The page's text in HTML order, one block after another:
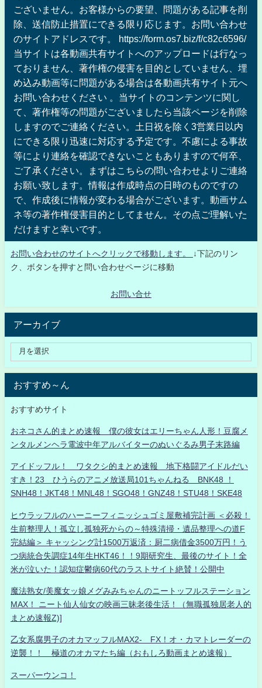
ございません。お客様からの要望、問題がある記事を削
除、送信防止措置にできる限り応じます。お問い合わせ
のサイトアドレスです。 https://form.os7.biz/f/c82c6596/
当サイトは各動画共有サイトへのアップロードは行なっ
ておりません、著作権の侵害を目的としていません、埋
め込み動画等に問題がある場合は各動画共有サイト元へ
お問い合わせください 。当サイトのコンテンツに関し
て、著作権等の問題がございましたら当該ページを削除
しますのでご連絡ください。土日祝を除く3営業日以内
にできる限り迅速に対応する予定です。不慮による事故
等により連絡を確認できないこともありますので何卒、
ご了承ください。まずはこちらの問い合わせよりご連絡
お願い致します。情報は作成時点の日時のものですの
で、作成後に情報が変わる場合がございます。動画サム
ネ等の著作権侵害目的としてません。その点ご理解いた
だけますと幸いです。
お問い合わせのサイトへクリックで移動します。
↓下記のリン
ク、ボタンを押すと問い合わせページに移動
お問い合せ
アーカイブ
おすすめ～ん
おすすめサイト
おネコさん的まとめ速報 僕の彼女はエリーちゃん人形！豆腐メ
ンタルメンヘラ電波中年アルバイターのぬいぐるみ男子末路編
アイドッフル！ ワタクシ的まとめ速報 地下格闘アイドルだい
すき！23 ひうらのアニメ放送局101ちゃんねる BNK48 ！
SNH48！JKT48！MNL48！SGO48！GNZ48！STU48！SKE48
ヒウラッフルのハーニーフィニッシュゴミ屋敷補完計画 ＜必殺！
生前整理人！孤立し孤独死からの～特殊清掃・遺品整理への道F
完結編＞ キャッシング計1500万返済：厨二病借金3500万円！う
つ病統合失調症14年生HKT46！！9期研究生、最後のサイト！全
米が泣いた！認知症鬱病60代のラストサイト絶賛！公開中
魔法熟女/美魔女ッ娘メグみみちゃんのニートッフルステーション
MAX！ ニート仙人仙女の映画三昧老後生活！（無職孤独居老人的
まとめ速報Z)]
乙女系腐男子のオカマッフルMAX2- FX！オ・カマトレーダーの
逆襲！！ 極道のオカマたち編（おもしろ動画まとめ速報）
スーパーウンコ！